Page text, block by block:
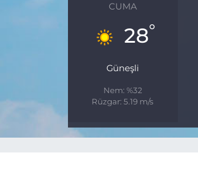
CUMA
28°
Güneşli
Nem: %32
Rüzgar: 5.19 m/s